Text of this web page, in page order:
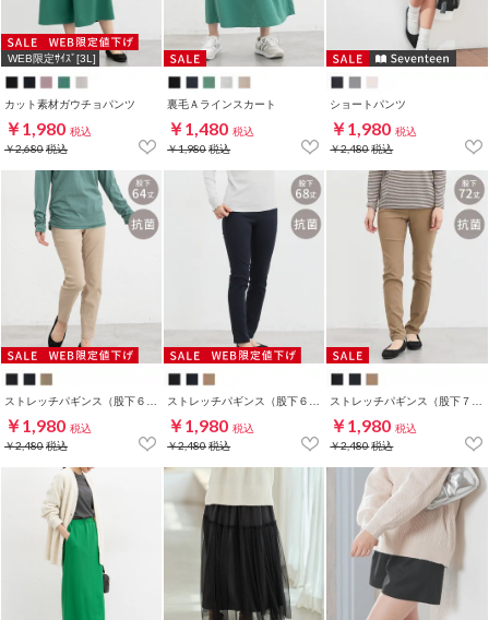
WEB限定ｻｲｽﾞ[3L]
カット素材ガウチョパンツ
￥1,980 税込
￥2,680税込
裏毛Ａラインスカート
￥1,480 税込
￥1,980税込
ショートパンツ
￥1,980 税込
￥2,480税込
￥1,980 税込
￥2,480税込
￥1,980 税込
￥2,480税込
￥1,980 税込
￥2,480税込